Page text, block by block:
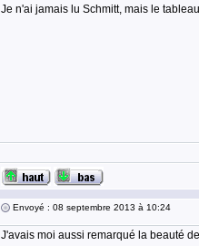
Je n'ai jamais lu Schmitt, mais le
Envoyé : 08 septembre 2013 à 10:24
J'avais moi aussi remarqué la beauté